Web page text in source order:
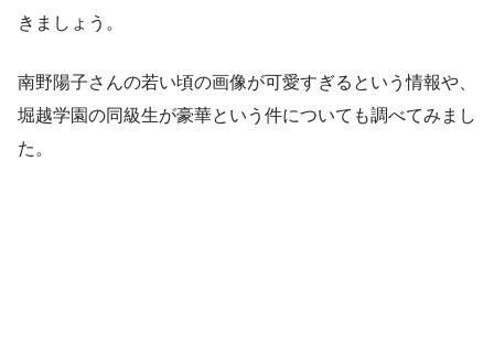
きましょう。
南野陽子さんの若い頃の画像が可愛すぎるという情報や、
堀越学園の同級生が豪華という件についても調べてみまし
た。